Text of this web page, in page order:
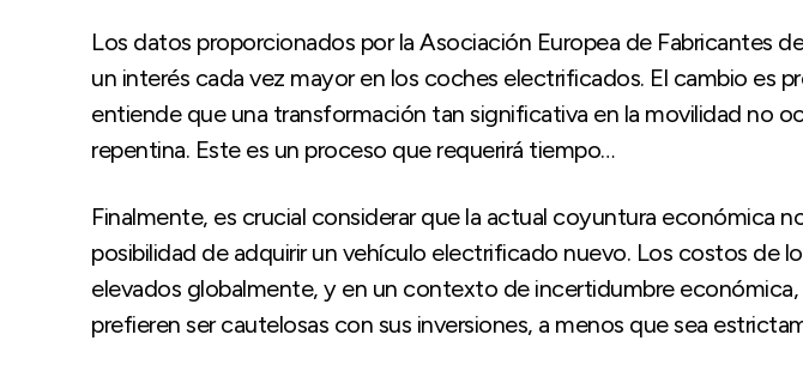
Los datos proporcionados por la Asociación Europea de Fabricantes
un interés cada vez mayor en los coches electrificados. El cambio es
entiende que una transformación tan significativa en la movilidad no
repentina. Este es un proceso que requerirá tiempo…
Finalmente, es crucial considerar que la actual coyuntura económica
posibilidad de adquirir un vehículo electrificado nuevo. Los costos de
elevados globalmente, y en un contexto de incertidumbre económica,
prefieren ser cautelosas con sus inversiones, a menos que sea